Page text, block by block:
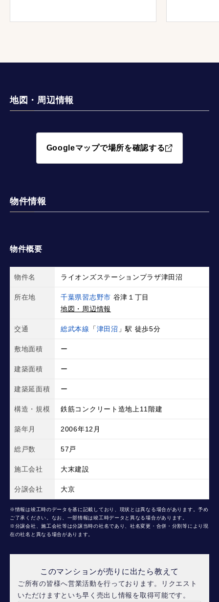
地図・周辺情報
Googleマップで場所を確認する
物件情報
物件概要
物件名 ライオンズステーションプラザ津田沼
所在地 千葉県習志野市 谷津１丁目
地図・周辺情報
交通 総武本線 「津田沼 」駅 徒歩5分
敷地面積 ー
建築面積 ー
建築延面積 ー
構造・規模 鉄筋コンクリート造地上11階建
築年月 2006年12月
総戸数 57戸
施工会社 大末建設
分譲会社 大京
※情報は竣工時のデータを基に記載しており、現状とは異なる場合があります。予め
ご了承ください。なお、一部情報は竣工時データと異なる場合があります。
※分譲会社、施工会社等は分譲当時の社名であり、社名変更・合併・分割等により現
在の社名と異なる場合があります。
このマンションが売りに出たら教えて
ご所有の皆様へ営業活動を行っております。リクエスト
いただけますといち早く売出し情報を取得可能です。